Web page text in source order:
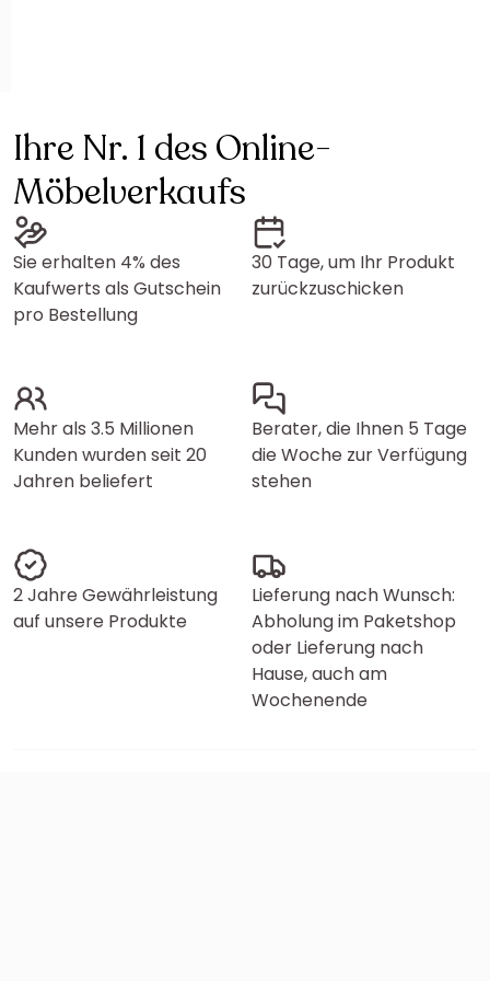
Ihre Nr. 1 des Online-
Möbelverkaufs
Sie erhalten 4% des
Kaufwerts als Gutschein
pro Bestellung
30 Tage, um Ihr Produkt
zurückzuschicken
Mehr als 3.5 Millionen
Kunden wurden seit 20
Jahren beliefert
Berater, die Ihnen 5 Tage
die Woche zur Verfügung
stehen
2 Jahre Gewährleistung
auf unsere Produkte
Lieferung nach Wunsch:
Abholung im Paketshop
oder Lieferung nach
Hause, auch am
Wochenende